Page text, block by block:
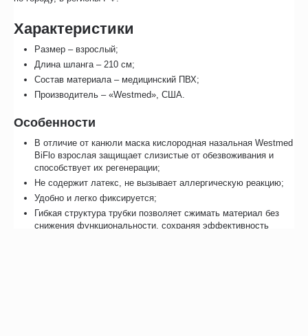
Характеристики
Размер – взрослый;
Длина шланга – 210 см;
Состав материала – медицинский ПВХ;
Производитель – «Westmed», США.
Особенности
В отличие от канюли маска кислородная назальная Westmed
BiFlo взрослая защищает слизистые от обезвоживания и
способствует их регенерации;
Не содержит латекс, не вызывает аллергическую реакцию;
Удобно и легко фиксируется;
Гибкая структура трубки позволяет сжимать материал без
снижения функциональности, сохраняя эффективность